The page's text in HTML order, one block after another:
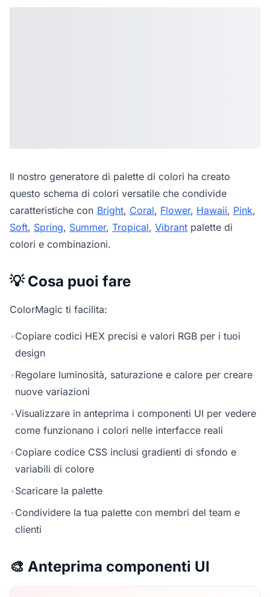
Il nostro generatore di palette di colori ha creato
questo schema di colori versatile che condivide
caratteristiche con Bright, Coral, Flower, Hawaii, Pink,
Soft, Spring, Summer, Tropical, Vibrant palette di
colori e combinazioni.
💡 Cosa puoi fare
ColorMagic ti facilita:
•Copiare codici HEX precisi e valori RGB per i tuoi
design
•Regolare luminosità, saturazione e calore per creare
nuove variazioni
•Visualizzare in anteprima i componenti UI per vedere
come funzionano i colori nelle interfacce reali
•Copiare codice CSS inclusi gradienti di sfondo e
variabili di colore
•Scaricare la palette
•Condividere la tua palette con membri del team e
clienti
🎨 Anteprima componenti UI